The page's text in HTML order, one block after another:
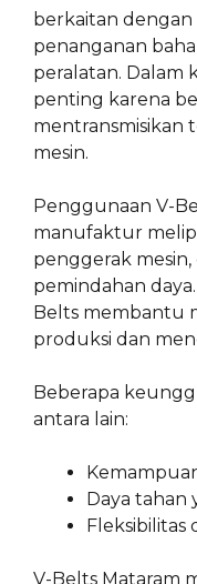
berkaitan
penanganan
peralatan. Dalam
penting karena
mentransmisikan
mesin.
Penggunaan V-
manufaktur
penggerak
pemindahan
Belts membantu
produksi dan
Beberapa
antara lain:
Daya tahan
Fleksibilitas
V-Belts Mataram